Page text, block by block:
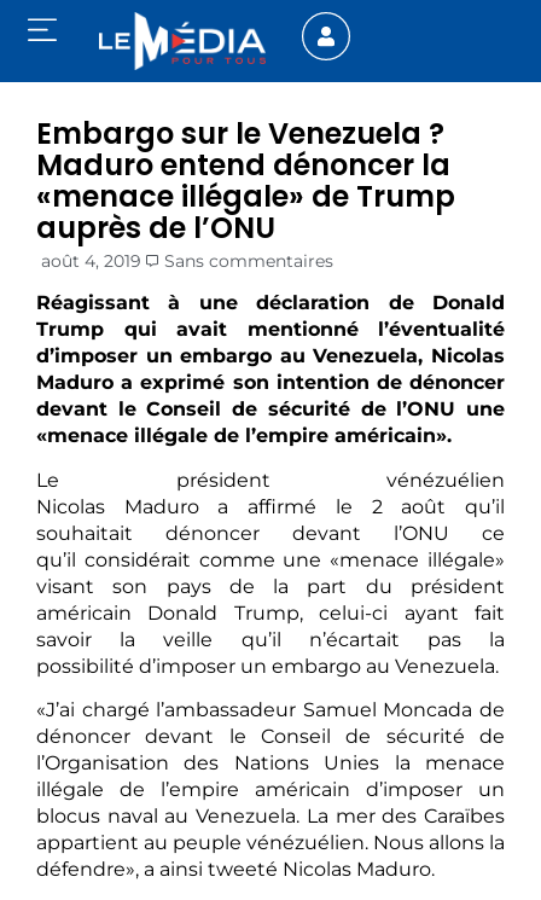
Embargo sur le Venezuela ?
Maduro entend dénoncer la
«menace illégale» de Trump
auprès de l’ONU
août 4, 2019 Sans commentaires
Réagissant à une déclaration de Donald
Trump qui avait mentionné l’éventualité
d’imposer un embargo au Venezuela, Nicolas
Maduro a exprimé son intention de dénoncer
devant le Conseil de sécurité de l’ONU une
«menace illégale de l’empire américain».
Le président vénézuélien
Nicolas Maduro a affirmé le 2 août qu’il
souhaitait dénoncer devant l’ONU ce
qu’il considérait comme une «menace illégale»
visant son pays de la part du président
américain Donald Trump, celui-ci ayant fait
savoir la veille qu’il n’écartait pas la
possibilité d’imposer un embargo au Venezuela.
«J’ai chargé l’ambassadeur Samuel Moncada de
dénoncer devant le Conseil de sécurité de
l’Organisation des Nations Unies la menace
illégale de l’empire américain d’imposer un
blocus naval au Venezuela. La mer des Caraïbes
appartient au peuple vénézuélien. Nous allons la
défendre», a ainsi tweeté Nicolas Maduro.